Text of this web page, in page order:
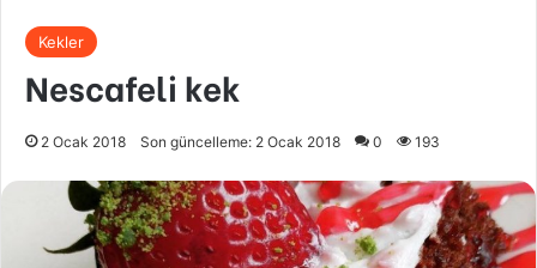
Kekler
Nescafeli kek
2 Ocak 2018 Son güncelleme: 2 Ocak 2018 0 193